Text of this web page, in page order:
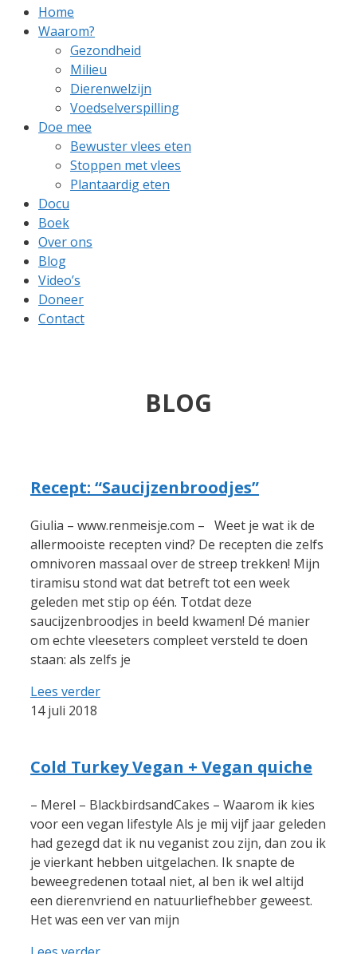
Home
Waarom?
Gezondheid
Milieu
Dierenwelzijn
Voedselverspilling
Doe mee
Bewuster vlees eten
Stoppen met vlees
Plantaardig eten
Docu
Boek
Over ons
Blog
Video’s
Doneer
Contact
BLOG
Recept: “Saucijzenbroodjes”
Giulia – www.renmeisje.com – Weet je wat ik de
allermooiste recepten vind? De recepten die zelfs
omnivoren massaal over de streep trekken! Mijn
tiramisu stond wat dat betreft tot een week
geleden met stip op één. Totdat deze
saucijzenbroodjes in beeld kwamen! Dé manier
om echte vleeseters compleet versteld te doen
staan: als zelfs je
Lees verder
14 juli 2018
Cold Turkey Vegan + Vegan quiche
– Merel – BlackbirdsandCakes – Waarom ik kies
voor een vegan lifestyle Als je mij vijf jaar geleden
had gezegd dat ik nu veganist zou zijn, dan zou ik
je vierkant hebben uitgelachen. Ik snapte de
beweegredenen totaal niet, al ben ik wel altijd
een dierenvriend en natuurliefhebber geweest.
Het was een ver van mijn